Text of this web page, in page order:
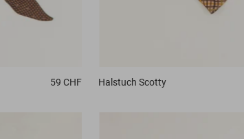
59 CHF Halstuch Scotty